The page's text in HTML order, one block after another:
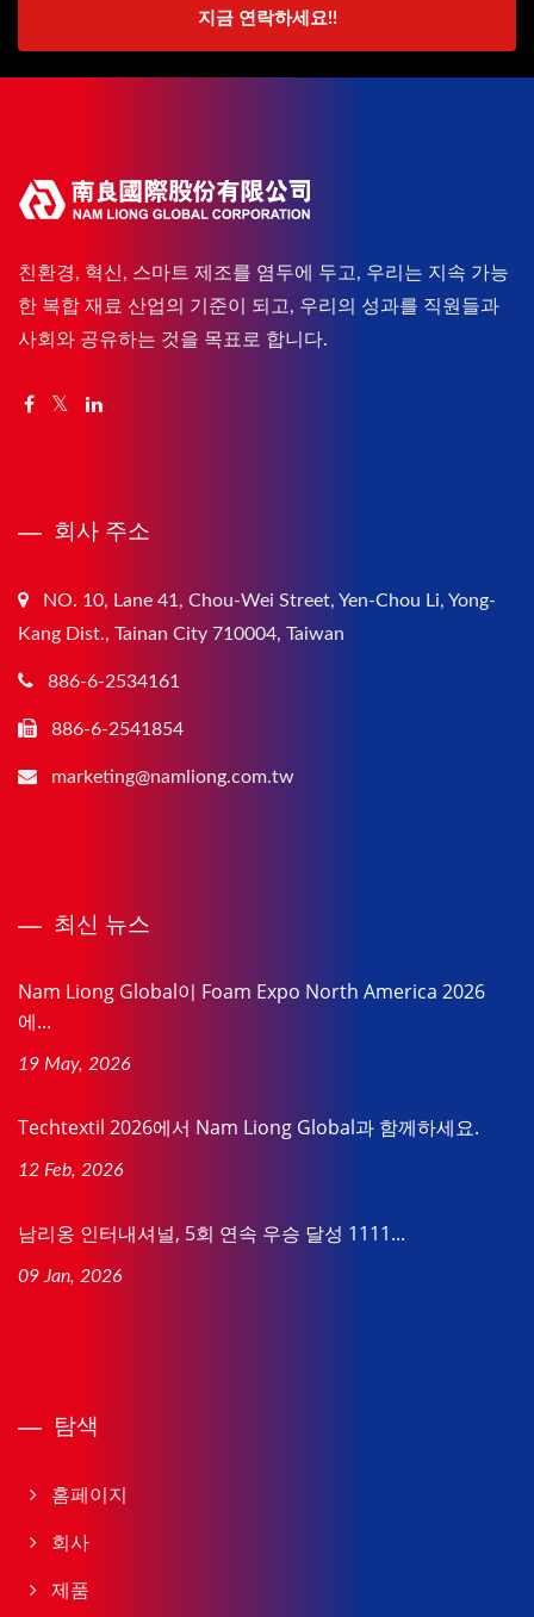
지금 연락하세요!!
친환경, 혁신, 스마트 제조를 염두에 두고, 우리는 지속 가능
한 복합 재료 산업의 기준이 되고, 우리의 성과를 직원들과
사회와 공유하는 것을 목표로 합니다.
회사 주소
NO. 10, Lane 41, Chou-Wei Street, Yen-Chou Li, Yong-
Kang Dist., Tainan City 710004, Taiwan
886-6-2534161
886-6-2541854
marketing@namliong.com.tw
최신 뉴스
Nam Liong Global이 Foam Expo North America 2026
에...
19 May, 2026
Techtextil 2026에서 Nam Liong Global과 함께하세요.
12 Feb, 2026
남리옹 인터내셔널, 5회 연속 우승 달성 1111...
09 Jan, 2026
탐색
홈페이지
회사
제품